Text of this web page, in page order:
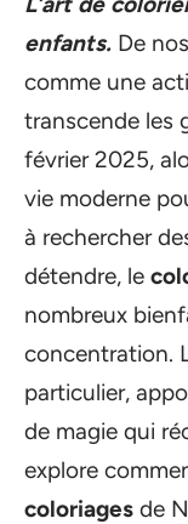
enfants. De
comme une
transcende les
février 2025,
vie moderne
à rechercher
détendre, le
nombreux
concentration.
particulier,
de magie qui
explore
coloriages de